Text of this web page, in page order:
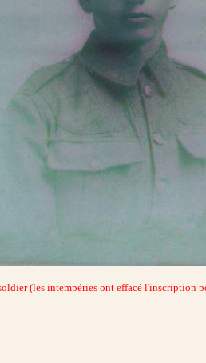
(les intempéries ont effacé l'inscription